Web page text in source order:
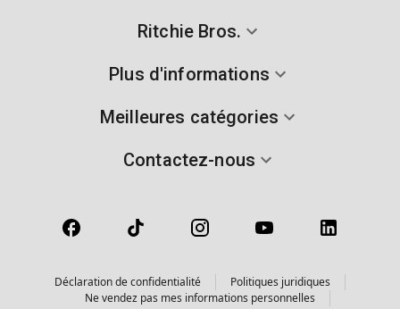
Ritchie Bros.
Plus d'informations
Meilleures catégories
Contactez-nous
Déclaration de confidentialité
Politiques juridiques
Ne vendez pas mes informations personnelles